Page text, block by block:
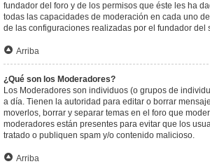
fundador del foro y de los permisos que éste les ha
todas las capacidades de moderación en cada uno
de las configuraciones realizadas por el fundador del
Arriba
¿Qué son los Moderadores?
Los Moderadores son individuos (o grupos de
a día. Tienen la autoridad para editar o borrar
moverlos, borrar y separar temas en el foro que
moderadores están presentes para evitar que los
tratado o publiquen spam y/o contenido malicioso.
Arriba